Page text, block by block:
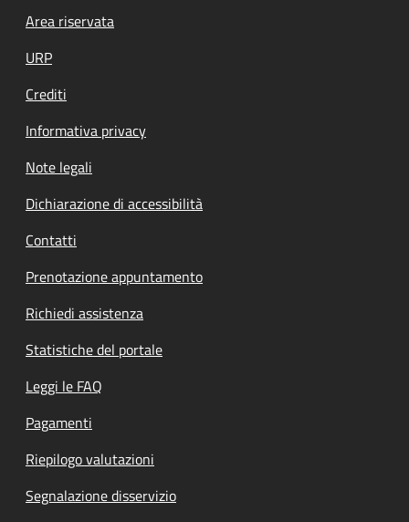
Footer menu
Area riservata
URP
Crediti
Informativa privacy
Note legali
Dichiarazione di accessibilità
Contatti
Prenotazione appuntamento
Richiedi assistenza
Statistiche del portale
Leggi le FAQ
Pagamenti
Riepilogo valutazioni
Segnalazione disservizio